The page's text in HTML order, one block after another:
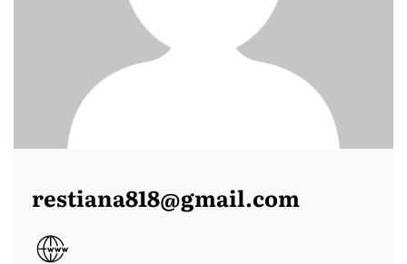
restiana818@gmail.com